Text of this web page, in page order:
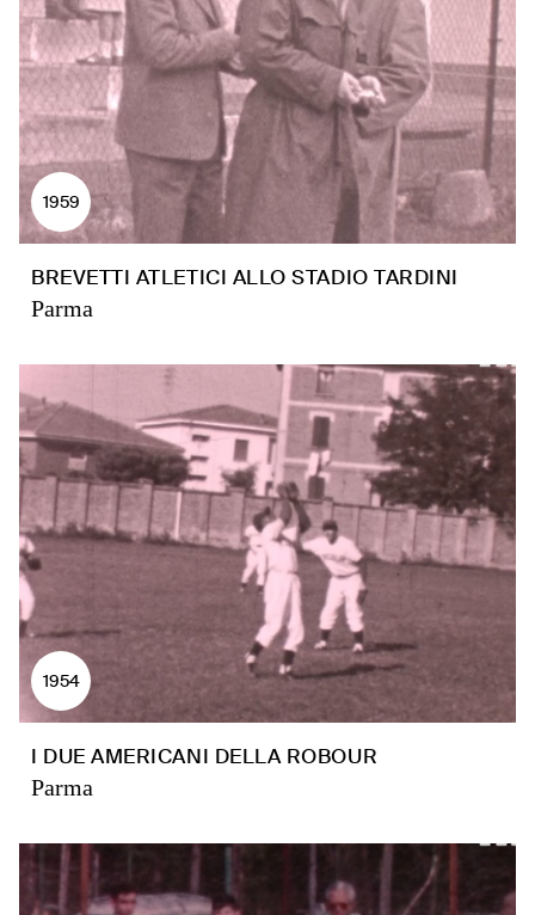
1959
BREVETTI ATLETICI ALLO STADIO TARDINI
Parma
1954
I DUE AMERICANI DELLA ROBOUR
Parma